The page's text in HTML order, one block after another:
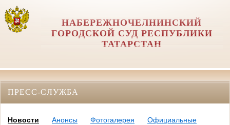
НАБЕРЕЖНОЧЕЛНИНСКИЙ
ГОРОДСКОЙ СУД РЕСПУБЛИКИ
ТАТАРСТАН
ПРЕСС-СЛУЖБА
Новости Анонсы Фотогалерея
Официальные